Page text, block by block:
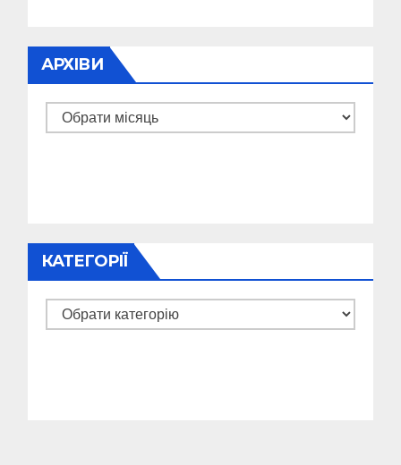
АРХІВИ
Архіви
КАТЕГОРІЇ
Категорії